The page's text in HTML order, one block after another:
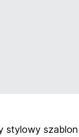
stylowy szablon